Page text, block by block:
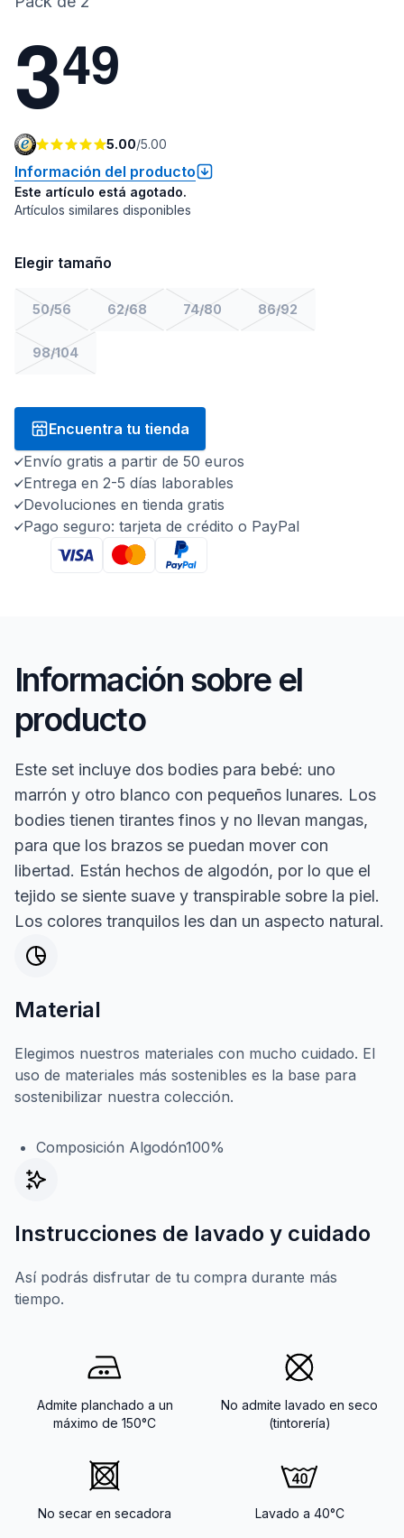
349
5.00/5.00
Información del producto
Este artículo está agotado.
Artículos similares disponibles
Elegir tamaño
50/56 62/68 74/80 86/92
98/104
Encuentra tu tienda
Envío gratis a partir de 50 euros
Entrega en 2-5 días laborables
Devoluciones en tienda gratis
Pago seguro: tarjeta de crédito o PayPal
Información sobre el
producto
Este set incluye dos bodies para bebé: uno
marrón y otro blanco con pequeños lunares. Los
bodies tienen tirantes finos y no llevan mangas,
para que los brazos se puedan mover con
libertad. Están hechos de algodón, por lo que el
tejido se siente suave y transpirable sobre la piel.
Los colores tranquilos les dan un aspecto natural.
Material
Elegimos nuestros materiales con mucho cuidado. El
uso de materiales más sostenibles es la base para
sostenibilizar nuestra colección.
Composición Algodón100%
Instrucciones de lavado y cuidado
Así podrás disfrutar de tu compra durante más
tiempo.
Admite planchado a un
máximo de 150°C
No admite lavado en seco
(tintorería)
No secar en secadora Lavado a 40°C